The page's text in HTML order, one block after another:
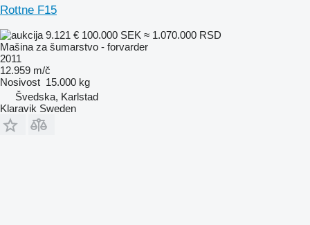
Rottne F15
9.121 € 100.000 SEK ≈ 1.070.000 RSD
Mašina za šumarstvo - forvarder
2011
12.959 m/č
Nosivost 15.000 kg
Švedska, Karlstad
Klaravik Sweden